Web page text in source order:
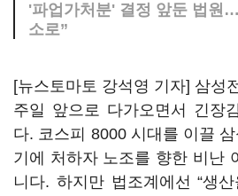
'파업가처분' 결정 앞둔 법원
소로”
[뉴스토마토 강석영 기자] 삼성
주일 앞으로 다가오면서 긴장
다. 코스피 8000 시대를 이끌
기에 처하자 노조를 향한 비난
니다. 하지만 법조계에선 “생